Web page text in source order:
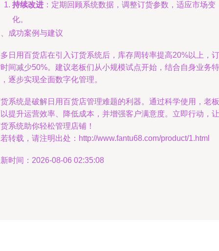
持续改进 ：定期回顾系统数据，调整订货参数，适应市场变
化。
成功案例与建议
日用百货店在引入订货系统后，库存周转率提高20%以上，订
间减少50%。建议老板们从小规模试点开始，结合自身业务特
逐步实现全面数字化管理。
系统是破解日用百货店管理难题的利器。通过科学使用，老板
提升运营效率、降低成本，并增强客户满意度。立即行动，让
系统助你轻松管理店铺！
转载，请注明出处：http://www.fantu68.com/product/1.html
时间：2026-08-06 02:35:08